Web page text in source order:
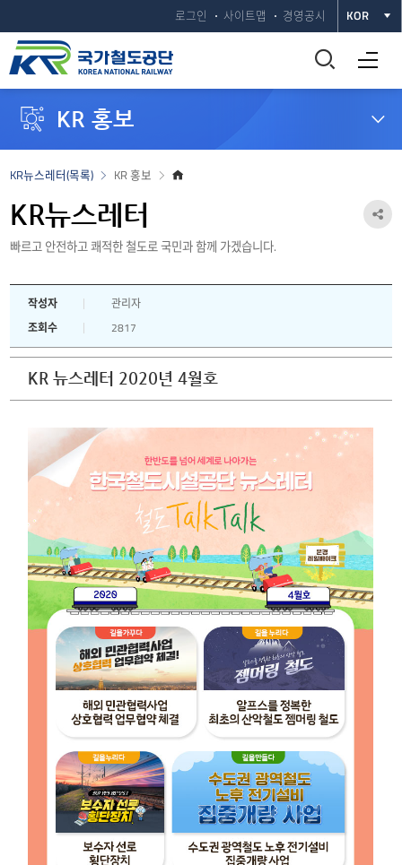
로그인 사이트맵 경영공시 KOR
통
합
기
전체메뉴 열기
KR 홍보
KR 홍보
KR뉴스레터(목록)
KR뉴스레터
빠르고 안전하고 쾌적한 철도로 국민과 함께 가겠습니다.
공
작성자
관리자
조회수
2817
KR 뉴스레터 2020년 4월호